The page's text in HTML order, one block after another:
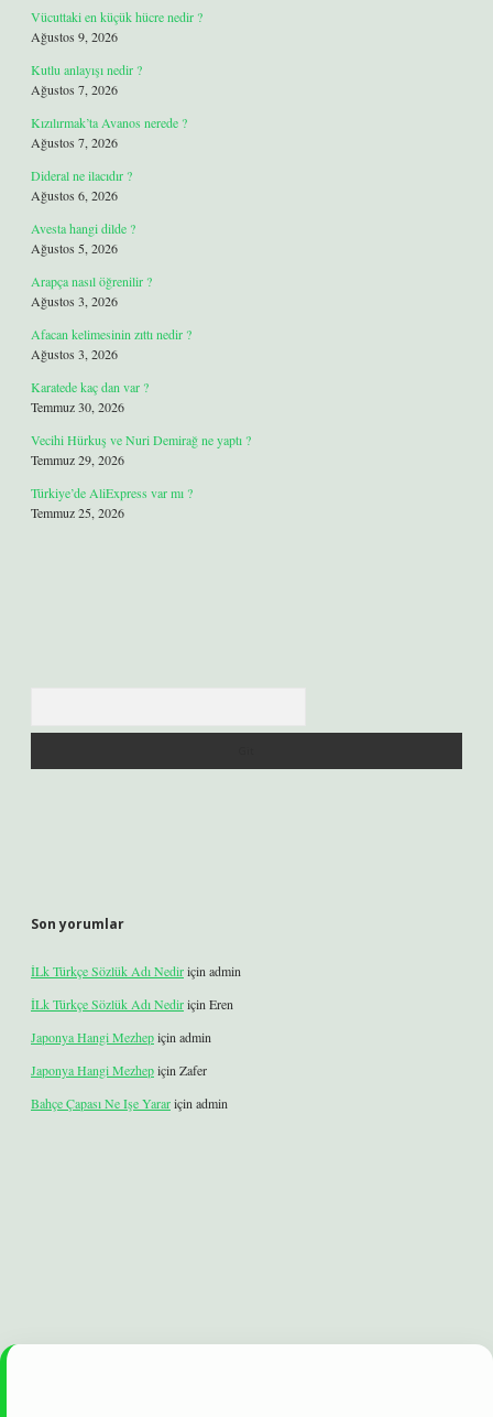
Vücuttaki en küçük hücre nedir ?
Ağustos 9, 2026
Kutlu anlayışı nedir ?
Ağustos 7, 2026
Kızılırmak’ta Avanos nerede ?
Ağustos 7, 2026
Dideral ne ilacıdır ?
Ağustos 6, 2026
Avesta hangi dilde ?
Ağustos 5, 2026
Arapça nasıl öğrenilir ?
Ağustos 3, 2026
Afacan kelimesinin zıttı nedir ?
Ağustos 3, 2026
Karatede kaç dan var ?
Temmuz 30, 2026
Vecihi Hürkuş ve Nuri Demirağ ne yaptı ?
Temmuz 29, 2026
Türkiye’de AliExpress var mı ?
Temmuz 25, 2026
Son yorumlar
İLk Türkçe Sözlük Adı Nediriçin admin
İLk Türkçe Sözlük Adı Nediriçin Eren
Japonya Hangi Mezhepiçin admin
Japonya Hangi Mezhepiçin Zafer
Bahçe Çapası Ne Işe Yarariçin admin